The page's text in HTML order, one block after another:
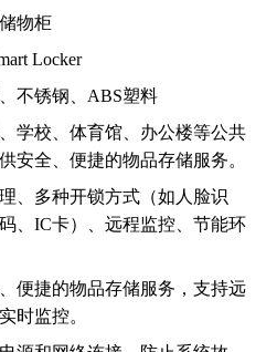
物柜
Locker
不锈钢、ABS塑料
学校、体育馆、办公楼等公共
安全、便捷的物品存储服务。
、多种开锁方式（如人脸识
、IC卡）、远程监控、节能环
便捷的物品存储服务，支持远
时监控。